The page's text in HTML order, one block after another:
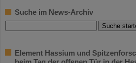
Suche im News-Archiv
Element Hassium und